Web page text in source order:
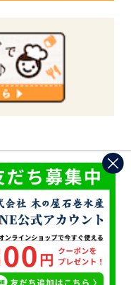
会社概要
工場直売所
お問い合わせ